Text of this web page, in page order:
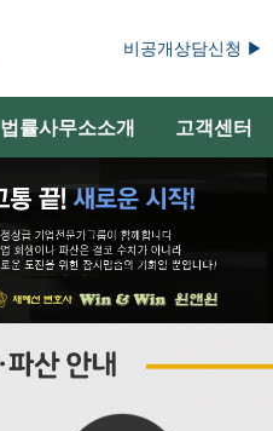
비공개상담신청 ▶
법률사무소소개 고객센터